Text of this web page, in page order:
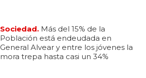
Sociedad. Más del 15% de la
Población está endeudada en
General Alvear y entre los jóvenes la
mora trepa hasta casi un 34%